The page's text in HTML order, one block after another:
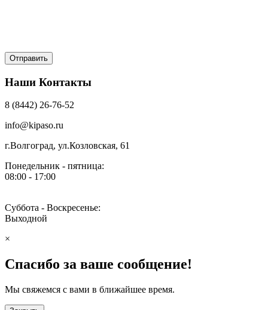
Наши Контакты
8 (8442) 26-76-52
info@kipaso.ru
г.Волгоград, ул.Козловская, 61
Понедельник - пятница:
08:00 - 17:00
Суббота - Воскресенье:
Выходной
×
Спасибо за ваше сообщение!
Мы свяжемся с вами в ближайшее время.